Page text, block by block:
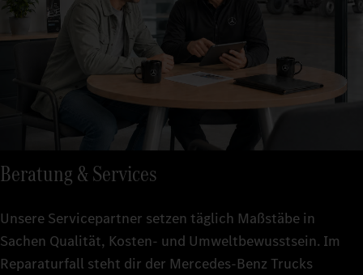
Beratung & Services
Unsere Servicepartner setzen täglich Maßstäbe in
Sachen Qualität, Kosten- und Umweltbewusstsein. Im
Reparaturfall steht dir der Mercedes-Benz Trucks